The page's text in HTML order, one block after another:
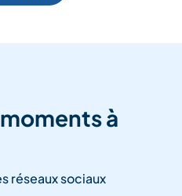
à
réseaux sociaux